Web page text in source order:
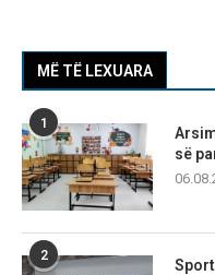
MË TË LEXUARA
1
së
2